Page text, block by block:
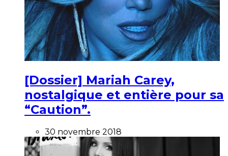
[Dossier] Mariah Carey,
nostalgique et entière pour sa
“Caution”.
30 novembre 2018